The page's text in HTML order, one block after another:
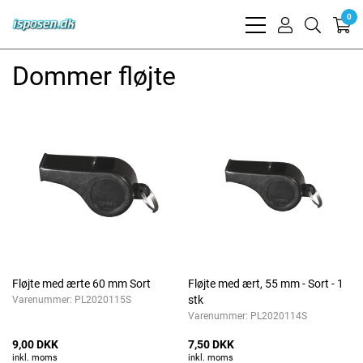
bars
user
search
0
Dommer fløjte
Fløjte med ærte 60 mm Sort
Varenummer: PL2020115S
9,00 DKK
inkl. moms
Fløjte med ært, 55 mm - Sort - 1
stk
Varenummer: PL2020114S
7,50 DKK
inkl. moms